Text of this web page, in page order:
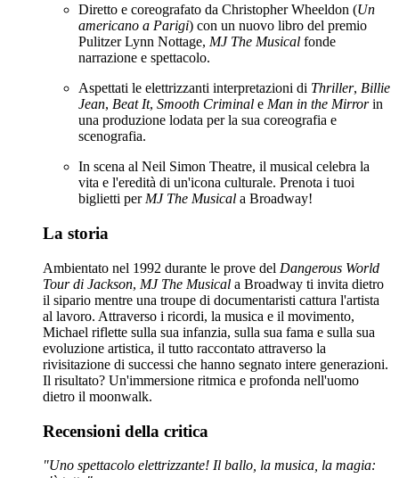
Diretto e coreografato da Christopher Wheeldon (Un
americano a Parigi) con un nuovo libro del premio
Pulitzer Lynn Nottage, MJ The Musical fonde
narrazione e spettacolo.
Aspettati le elettrizzanti interpretazioni di Thriller, Billie
Jean, Beat It, Smooth Criminal e Man in the Mirrorin
una produzione lodata per la sua coreografia e
scenografia.
In scena al Neil Simon Theatre, il musical celebra la
vita e l'eredità di un'icona culturale. Prenota i tuoi
biglietti perMJ The Musical a Broadway!
La storia
Ambientato nel 1992 durante le prove del Dangerous World
Tour di Jackson, MJ The Musical a Broadway ti invita dietro
il sipario mentre una troupe di documentaristi cattura l'artista
al lavoro. Attraverso i ricordi, la musica e il movimento,
Michael riflette sulla sua infanzia, sulla sua fama e sulla sua
evoluzione artistica, il tutto raccontato attraverso la
rivisitazione di successi che hanno segnato intere generazioni.
Il risultato? Un'immersione ritmica e profonda nell'uomo
dietro il moonwalk.
Recensioni della critica
"Uno spettacolo elettrizzante! Il ballo, la musica, la magia: